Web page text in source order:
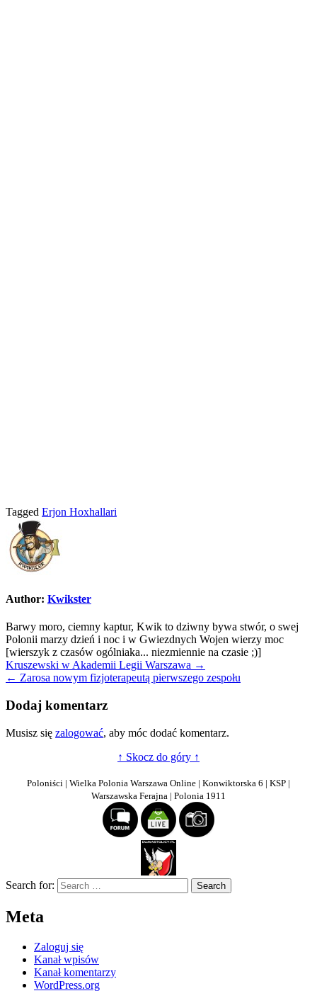
Tagged Erjon Hoxhallari
Author: Kwikster
Barwy moro, ciemny kaptur, Kwik to dziwny bywa stwór, o swej
Polonii marzy dzień i noc i w Gwiezdnych Wojen wierzy moc
[wierszyk z czasów ogólniaka... niezmiennie na czasie ;)]
Nawigacja
wpisu
Kruszewski w Akademii Legii Warszawa →
← Zarosa nowym fizjoterapeutą pierwszego zespołu
Dodaj komentarz
Musisz się zalogować, aby móc dodać komentarz.
↑ Skocz do góry ↑
Poloniści | Wielka Polonia Warszawa Online | Konwiktorska 6 | KSP |
Warszawska Ferajna | Polonia 1911
Search for:
Meta
Zaloguj się
Kanał wpisów
Kanał komentarzy
WordPress.org